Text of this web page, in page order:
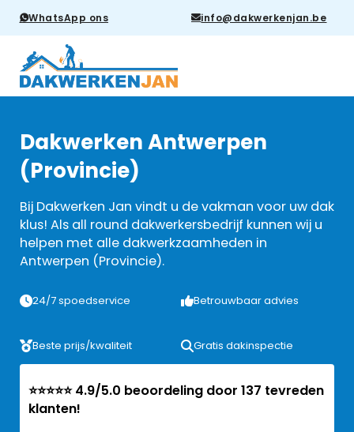
WhatsApp ons info@dakwerkenjan.be
Dakwerken Antwerpen
(Provincie)
Bij Dakwerken Jan vindt u de vakman voor uw dak
klus! Als all round dakwerkersbedrijf kunnen wij u
helpen met alle dakwerkzaamheden in
Antwerpen (Provincie).
24/7 spoedservice Betrouwbaar advies
Beste prijs/kwaliteit Gratis dakinspectie
⭐⭐⭐⭐⭐ 4.9/5.0 beoordeling door 137 tevreden
klanten!